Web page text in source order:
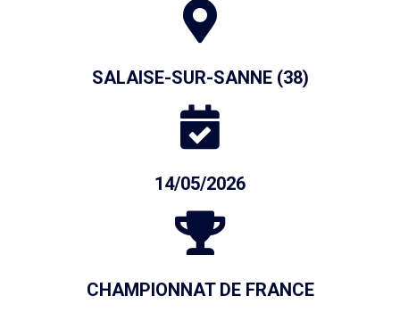
SALAISE-SUR-SANNE (38)
14/05/2026
CHAMPIONNAT DE FRANCE